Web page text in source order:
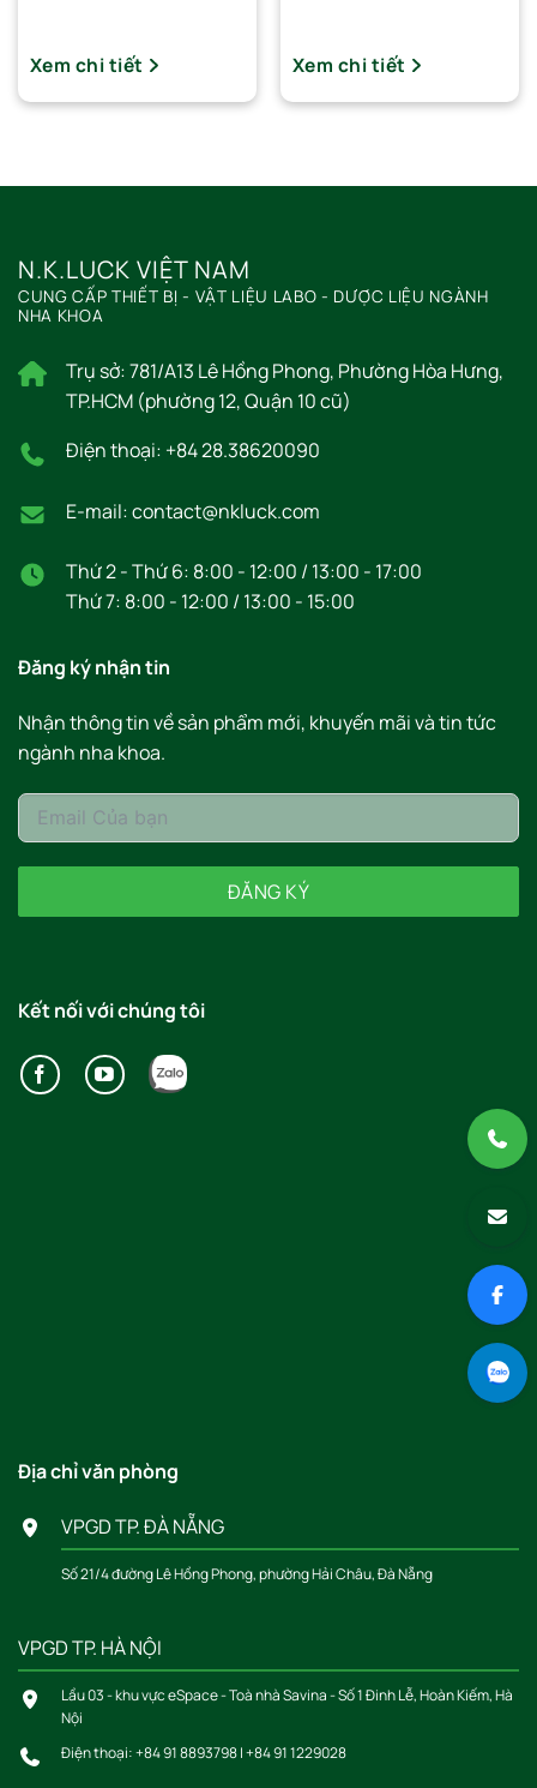
Xem chi tiết Xem chi tiết
N.K.LUCK VIỆT NAM
CUNG CẤP THIẾT BỊ - VẬT LIỆU LABO - DƯỢC LIỆU NGÀNH
NHA KHOA
Trụ sở: 781/A13 Lê Hồng Phong, Phường Hòa Hưng,
TP.HCM (phường 12, Quận 10 cũ)
Điện thoại: +84 28.38620090
E-mail: contact@nkluck.com
Thứ 2 - Thứ 6: 8:00 - 12:00 / 13:00 - 17:00
Thứ 7: 8:00 - 12:00 / 13:00 - 15:00
Đăng ký nhận tin
Nhận thông tin về sản phẩm mới, khuyến mãi và tin tức
ngành nha khoa.
ĐĂNG KÝ
Kết nối với chúng tôi
Địa chỉ văn phòng
VPGD TP. ĐÀ NẴNG
Số 21/4 đường Lê Hồng Phong, phường Hải Châu, Đà Nẵng
VPGD TP. HÀ NỘI
Lầu 03 - khu vực eSpace - Toà nhà Savina - Số 1 Đinh Lễ, Hoàn Kiếm, Hà
Nội
Điện thoại:+84 91 8893798|+84 91 1229028